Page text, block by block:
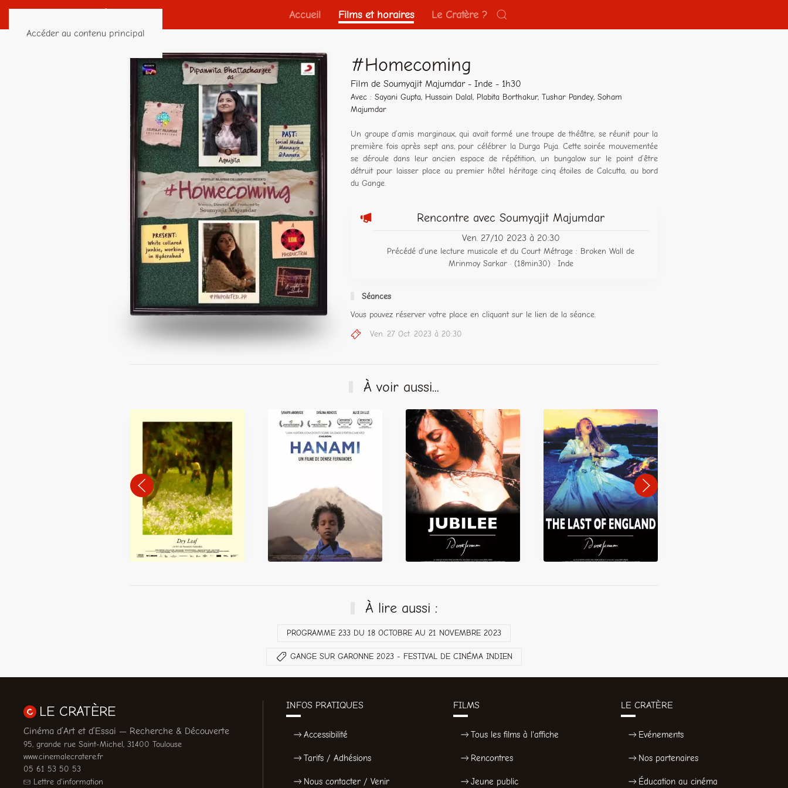
Accéder au contenu principal
Accueil Films et horaires Le Cratère ?
#Homecoming
Film de Soumyajit Majumdar - Inde - 1h30
Avec : Sayani Gupta, Hussain Dalal, Plabita Borthakur, Tushar Pandey, Soham
Majumdar
Un groupe d’amis marginaux, qui avait formé une troupe de théâtre, se réunit pour la
première fois après sept ans, pour célébrer la Durga Puja. Cette soirée mouvementée
se déroule dans leur ancien espace de répétition, un bungalow sur le point d’être
détruit pour laisser place au premier hôtel héritage cinq étoiles de Calcutta, au bord
du Gange.
Rencontre avec Soumyajit Majumdar
Ven. 27/10 2023 à 20:30
Précédé d'une lecture musicale et du Court Métrage : Broken Wall de
Mrinmoy Sarkar · (18min30) · Inde
Séances
Vous pouvez réserver votre place en cliquant sur le lien de la séance.
Ven. 27 Oct. 2023 à 20:30
À voir aussi...
À lire aussi :
PROGRAMME 233 DU 18 OCTOBRE AU 21 NOVEMBRE 2023
GANGE SUR GARONNE 2023 - FESTIVAL DE CINÉMA INDIEN
LE CRATÈRE
Cinéma d’Art et d’Essai — Recherche & Découverte
95, grande rue Saint-Michel, 31400 Toulouse
www.cinemalecratere.fr
05 61 53 50 53
Lettre d'information
INFOS PRATIQUES
Accessibilité
Tarifs / Adhésions
Nous contacter / Venir
FILMS
Tous les films à l'affiche
Rencontres
Jeune public
LE CRATÈRE
Evénements
Nos partenaires
Éducation au cinéma